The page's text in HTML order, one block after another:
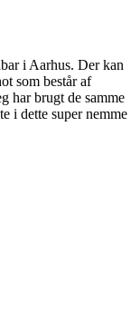
i Aarhus. Der kan
som består af
har brugt de samme
i dette super nemme